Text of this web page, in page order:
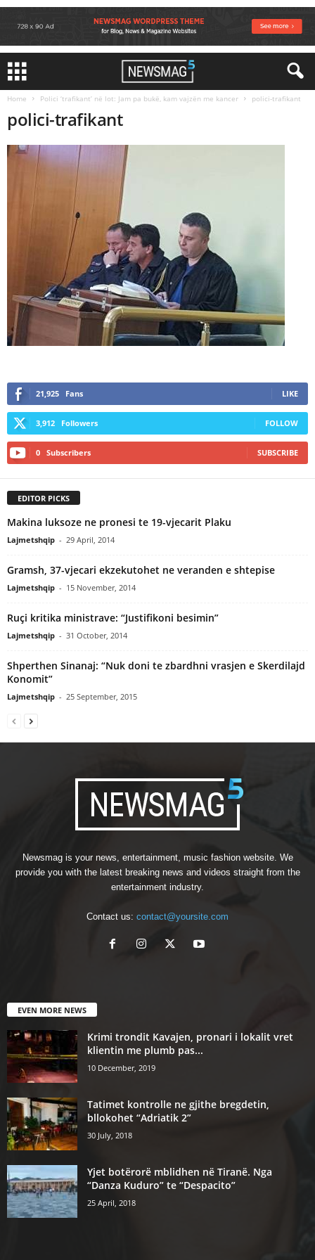
Home Polici ‘trafikant’ në lot: Jam pa bukë, kam vajzën me kancer polici-trafikant
polici-trafikant
21,925 Fans LIKE
3,912 Followers FOLLOW
0 Subscribers SUBSCRIBE
EDITOR PICKS
Makina luksoze ne pronesi te 19-vjecarit Plaku
Lajmetshqip - 29 April, 2014
Gramsh, 37-vjecari ekzekutohet ne veranden e shtepise
Lajmetshqip - 15 November, 2014
Ruçi kritika ministrave: “Justifikoni besimin”
Lajmetshqip - 31 October, 2014
Shperthen Sinanaj: “Nuk doni te zbardhni vrasjen e Skerdilajd
Konomit”
Lajmetshqip - 25 September, 2015
Newsmag is your news, entertainment, music fashion website. We
provide you with the latest breaking news and videos straight from the
entertainment industry.
Contact us: contact@yoursite.com
EVEN MORE NEWS
Krimi trondit Kavajen, pronari i lokalit vret
klientin me plumb pas...
10 December, 2019
Tatimet kontrolle ne gjithe bregdetin,
bllokohet “Adriatik 2”
30 July, 2018
Yjet botërorë mblidhen në Tiranë. Nga
“Danza Kuduro” te “Despacito”
25 April, 2018